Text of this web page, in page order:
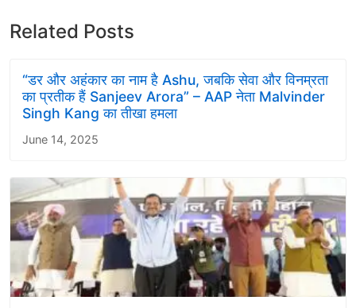
Related Posts
“डर और अहंकार का नाम है Ashu, जबकि सेवा और विनम्रता
का प्रतीक हैं Sanjeev Arora” – AAP नेता Malvinder
Singh Kang का तीखा हमला
June 14, 2025